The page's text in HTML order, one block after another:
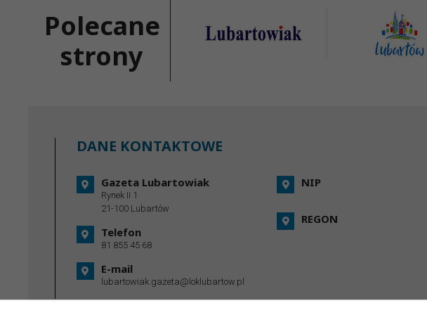
Polecane
strony
DANE KONTAKTOWE
Gazeta Lubartowiak
Rynek II 1
21-100 Lubartów
Telefon
81 855 45 68
E-mail
lubartowiak.gazeta@loklubartow.pl
NIP
REGON